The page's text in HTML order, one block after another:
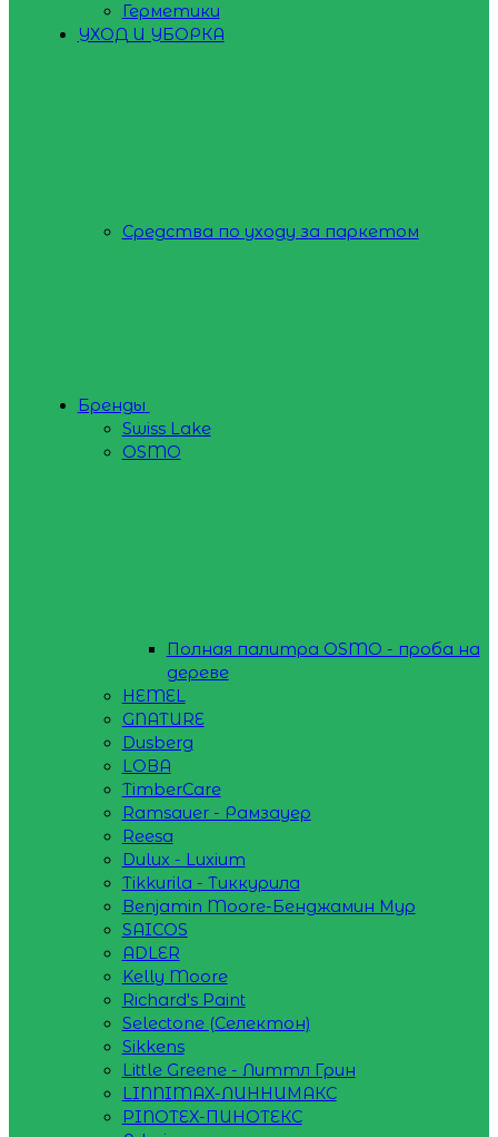
Герметики
УХОД И УБОРКА
Средства по уходу за паркетом
Бренды
Swiss Lake
OSMO
Полная палитра OSMO - проба на
дереве
HEMEL
GNATURE
Dusberg
LOBA
TimberCare
Ramsauer - Рамзауер
Reesa
Dulux - Luxium
Tikkurila - Тиккурила
Benjamin Moore-Бенджамин Мур
SAICOS
ADLER
Kelly Moore
Richard's Paint
Selectone (Селектон)
Sikkens
Little Greene - Литтл Грин
LINNIMAX-ЛИННИМАКС
PINOTEX-ПИНОТЕКС